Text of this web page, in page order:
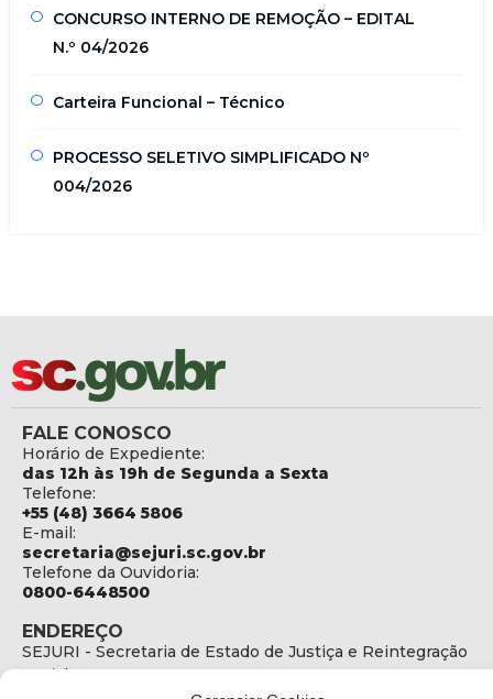
CONCURSO INTERNO DE REMOÇÃO – EDITAL
N.º 04/2026
Carteira Funcional – Técnico
PROCESSO SELETIVO SIMPLIFICADO Nº
004/2026
FALE CONOSCO
Horário de Expediente:
das 12h às 19h de Segunda a Sexta
Telefone:
+55 (48) 3664 5806
E-mail:
secretaria@sejuri.sc.gov.br
Telefone da Ouvidoria:
0800-6448500
ENDEREÇO
SEJURI - Secretaria de Estado de Justiça e Reintegração
Social